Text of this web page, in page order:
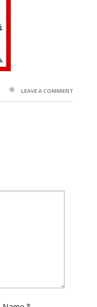
LEAVE A COMMENT